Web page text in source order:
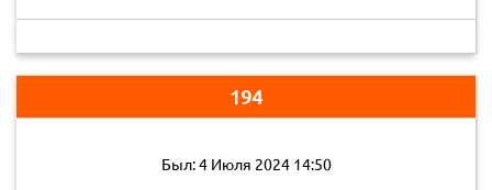
194
Был: 4 Июля 2024 14:50